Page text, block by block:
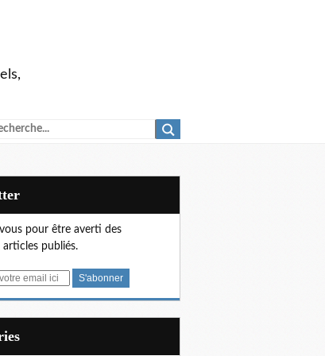
pour être averti des
articles publiés.